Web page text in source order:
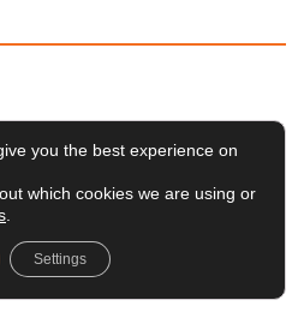
แนะแนวศึกษาต่อเรียน
ตแลนด์, เวลส์, ไอร์แลนด์เหนือ,
, ออสเตรเลีย, นิวซีแลนด์,
ประเทศและคอร์สเรียนภาษา
รของเราฟรีทุกขั้นตอน
you the best experience on
which cookies we are using or
Settings